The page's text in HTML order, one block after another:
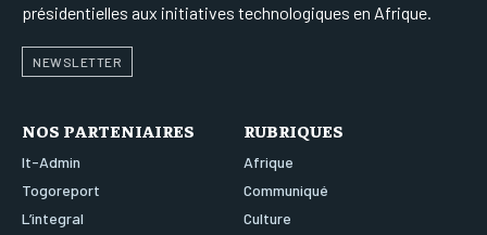
présidentielles aux initiatives technologiques en Afrique.
NEWSLETTER
NOS PARTENIAIRES
It-Admin
Togoreport
L’integral
RUBRIQUES
Afrique
Communiqué
Culture